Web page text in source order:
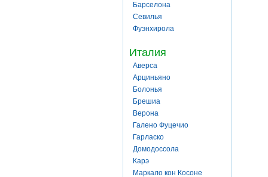
Барселона
Севилья
Фуэнхирола
Италия
Аверса
Арциньяно
Болонья
Брешиа
Верона
Галено Фуцечио
Гарласко
Домодоссола
Карэ
Маркало кон Косоне